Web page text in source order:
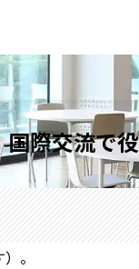
際交流で
。